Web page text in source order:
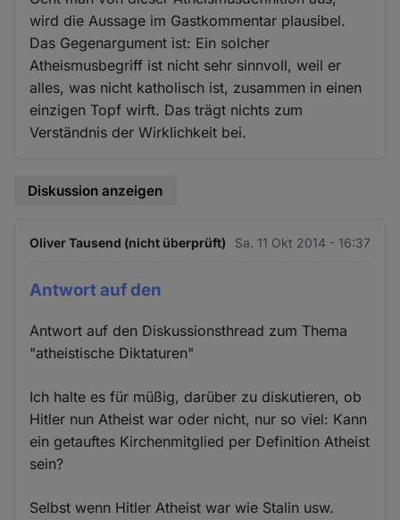
wird die Aussage im Gastkommentar plausibel.
Das Gegenargument ist: Ein solcher
Atheismusbegriff ist nicht sehr sinnvoll, weil er
alles, was nicht katholisch ist, zusammen in einen
einzigen Topf wirft. Das trägt nichts zum
Verständnis der Wirklichkeit bei.
Diskussion anzeigen
Oliver Tausend (nicht überprüft) Sa. 11 Okt 2014 - 16:37
Antwort auf den
Antwort auf den Diskussionsthread zum Thema
"atheistische Diktaturen"
Ich halte es für müßig, darüber zu diskutieren, ob
Hitler nun Atheist war oder nicht, nur so viel: Kann
ein getauftes Kirchenmitglied per Definition Atheist
sein?
Selbst wenn Hitler Atheist war wie Stalin usw.